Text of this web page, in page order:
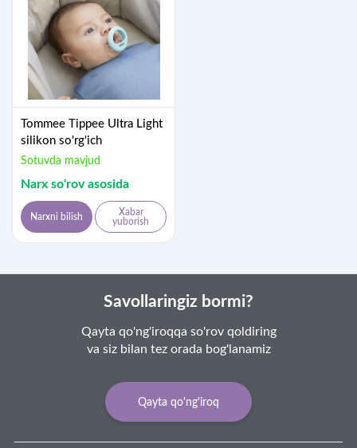
Tommee Tippee Ultra Light
silikon so'rg'ich
Sotuvda mavjud
Narx so'rov asosida
Narxni bilish
Xabar
yuborish
Savollaringiz bormi?
Qayta qo'ng'iroqqa so'rov qoldiring
va siz bilan tez orada bog'lanamiz
Qayta qo'ng'iroq